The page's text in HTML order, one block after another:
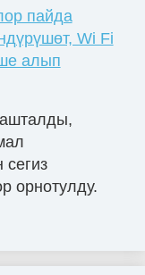
пайда
Wi Fi
алып
сегиз
орнотулду.